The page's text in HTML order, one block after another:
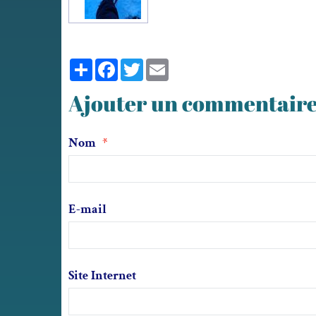
PartagerFacebook
Twitter
Ajouter un
Nom
E-mail
Site Internet